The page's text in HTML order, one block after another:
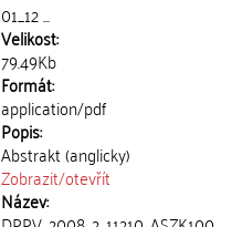
01_12 ...
Velikost:
79.49Kb
Formát:
application/pdf
Popis:
Abstrakt (anglicky)
Zobrazit/otevřít
Název: